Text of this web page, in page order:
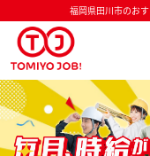
福岡県田川市のお